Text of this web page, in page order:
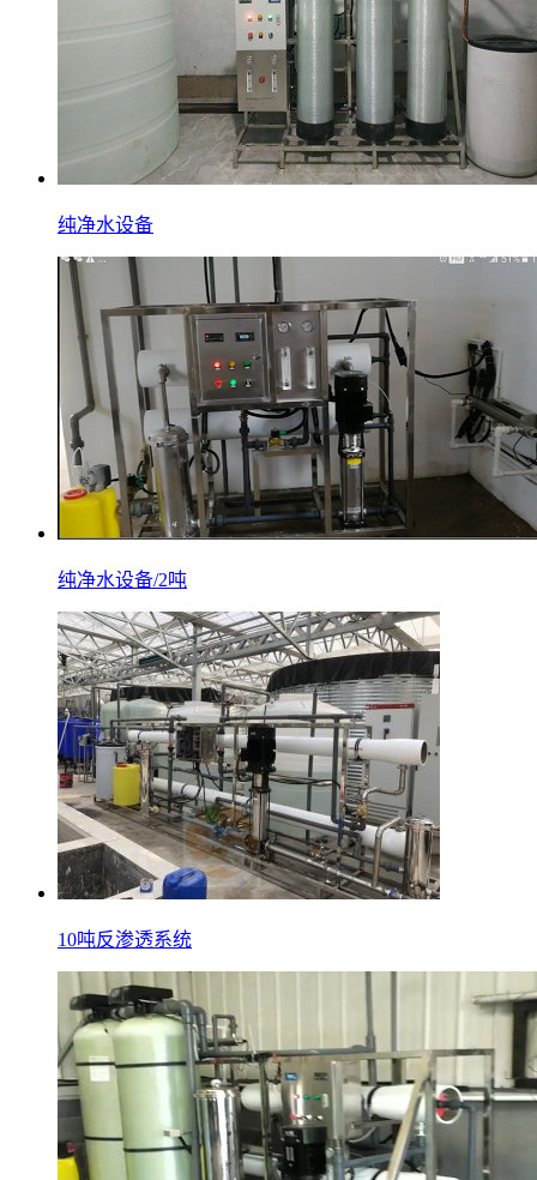
纯净水设备
纯净水设备/2吨
10吨反渗透系统